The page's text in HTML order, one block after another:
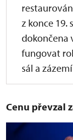
z konce 19.
dokončena
fungovat
sál a
Cenu převzal